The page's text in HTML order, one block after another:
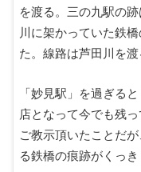
を渡る。三の九駅の
川に架かっていた鉄
た。線路は芦田川を渡
「妙見駅」を過ぎる
店となって今でも残
ご教示頂いたことだ
る鉄橋の痕跡がくっき